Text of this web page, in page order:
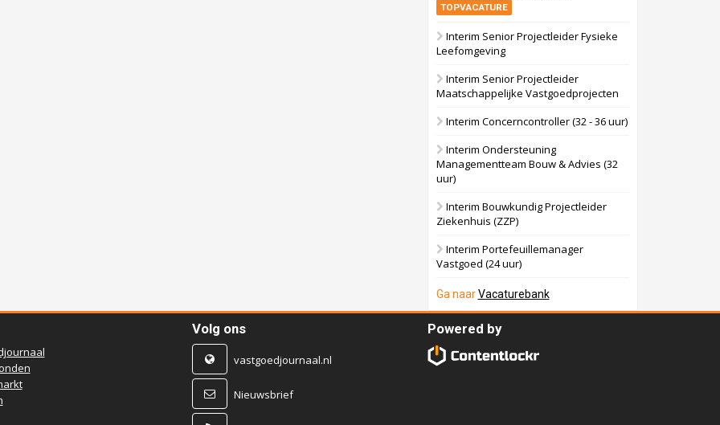
TOPVACATURE
Interim Senior Projectleider Fysieke
Leefomgeving
Interim Senior Projectleider
Maatschappelijke Vastgoedprojecten
Interim Concerncontroller (32 - 36 uur)
Interim Ondersteuning
Managementteam Bouw & Advies (32
uur)
Interim Bouwkundig Projectleider
Ziekenhuis (ZZP)
Interim Portefeuillemanager
Vastgoed (24 uur)
Ga naarVacaturebank
Volg ons
vastgoedjournaal.nl
Nieuwsbrief
Powered by